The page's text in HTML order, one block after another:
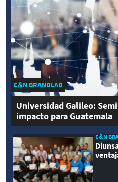
E&N BRANDLAB
Universidad Galileo:
impacto para Guatemala
E&N